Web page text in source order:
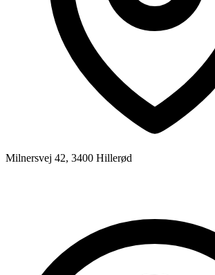
Milnersvej 42, 3400 Hillerød